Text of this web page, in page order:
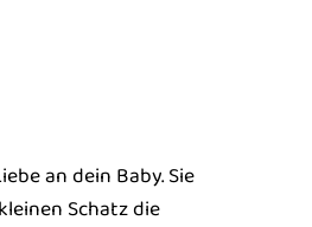
an dein Baby. Sie
Schatz die